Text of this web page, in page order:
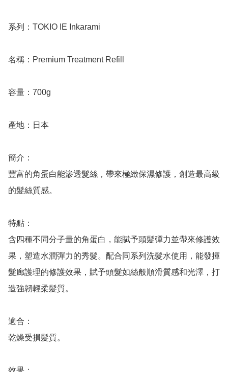
系列：TOKIO IE Inkarami
名稱：Premium Treatment Refill
容量：700g
產地：日本
簡介：
豐富的角蛋白能渗透髮絲，帶來極緻保濕修護，創造最高級
的髮絲質感。
特點：
含四種不同分子量的角蛋白，能賦予頭髮彈力並帶來修護效
果，塑造水潤彈力的秀髮。配合同系列洗髮水使用，能發揮
髮廊護理的修護效果，賦予頭髮如絲般順滑質感和光澤，打
造強韌輕柔髮質。
適合：
乾燥受損髮質。